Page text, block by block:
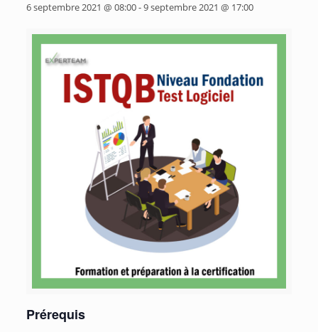
6 septembre 2021 @ 08:00-9 septembre 2021 @ 17:00
Prérequis